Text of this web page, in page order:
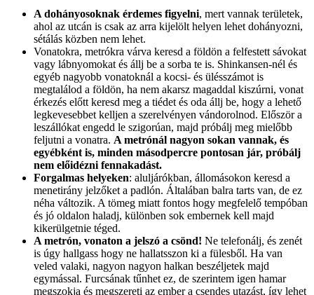
A dohányosoknak érdemes figyelni, mert vannak területek,
ahol az utcán is csak az arra kijelölt helyen lehet dohányozni,
sétálás közben nem lehet.
Vonatokra, metrókra várva keresd a földön a felfestett sávokat
vagy lábnyomokat és állj be a sorba te is. Shinkansen-nél és
egyéb nagyobb vonatoknál a kocsi- és ülésszámot is
megtalálod a földön, ha nem akarsz magaddal kiszúrni, vonat
érkezés előtt keresd meg a tiédet és oda állj be, hogy a lehető
legkevesebbet kelljen a szerelvényen vándorolnod. Először a
leszállókat engedd le szigorúan, majd próbálj meg mielőbb
feljutni a vonatra. A metrónál nagyon sokan vannak, és
egyébként is, minden másodpercre pontosan jár, próbálj
nem előidézni fennakadást.
Forgalmas helyeken: aluljárókban, állomásokon keresd a
menetirány jelzőket a padlón. Általában balra tarts van, de ez
néha változik. A tömeg miatt fontos hogy megfelelő tempóban
és jó oldalon haladj, különben sok embernek kell majd
kikerülgetnie téged.
A metrón, vonaton a jelszó a csönd! Ne telefonálj, és zenét
is úgy hallgass hogy ne hallatsszon ki a fülesből. Ha van
veled valaki, nagyon nagyon halkan beszéljetek majd
egymással. Furcsának tűnhet ez, de szerintem igen hamar
megszokja és megszereti az ember a csendes utazást, így lehet